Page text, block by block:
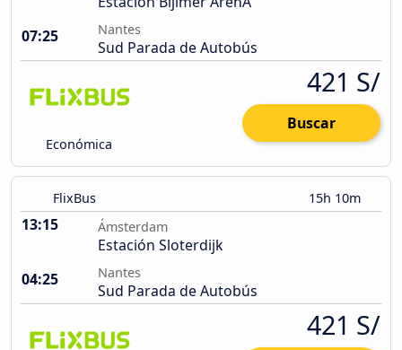
07:25
Nantes
Sud Parada de Autobús
Económica
421 S/
Buscar
FlixBus 15h 10m
13:15 Ámsterdam
Estación Sloterdijk
04:25
Nantes
Sud Parada de Autobús
421 S/